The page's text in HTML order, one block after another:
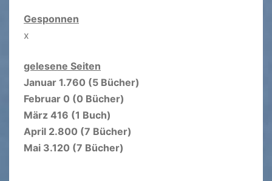
Gesponnen
x
gelesene Seiten
Januar 1.760 (5 Bücher)
Februar 0 (0 Bücher)
März 416 (1 Buch)
April 2.800 (7 Bücher)
Mai 3.120 (7 Bücher)